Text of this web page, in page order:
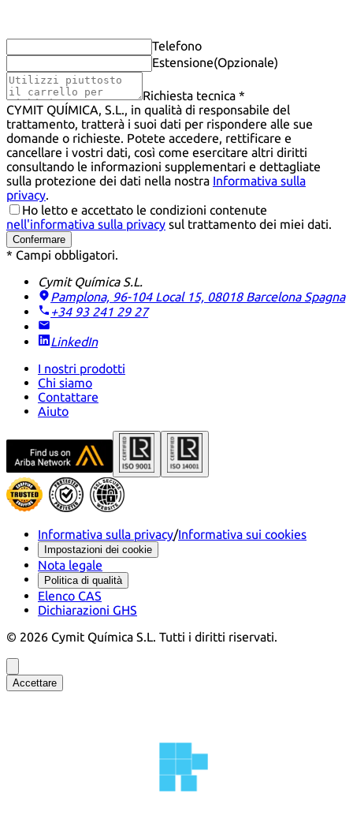
Telefono
Estensione(Opzionale)
Richiesta tecnica *
CYMIT QUÍMICA, S.L., in qualità di responsabile del
trattamento, tratterà i suoi dati per rispondere alle sue
domande o richieste. Potete accedere, rettificare e
cancellare i vostri dati, così come esercitare altri diritti
consultando le informazioni supplementari e dettagliate
sulla protezione dei dati nella nostra Informativa sulla
privacy.
Ho letto e accettato le condizioni contenute
nell'informativa sulla privacy sul trattamento dei miei dati.
Confermare
* Campi obbligatori.
Cymit Química S.L.
Pamplona, 96-104 Local 15, 08018 Barcelona Spagna
+34 93 241 29 27
LinkedIn
I nostri prodotti
Chi siamo
Contattare
Aiuto
Informativa sulla privacy/Informativa sui cookies
Impostazioni dei cookie
Nota legale
Politica di qualità
Elenco CAS
Dichiarazioni GHS
© 2026 Cymit Química S.L. Tutti i diritti riservati.
Accettare